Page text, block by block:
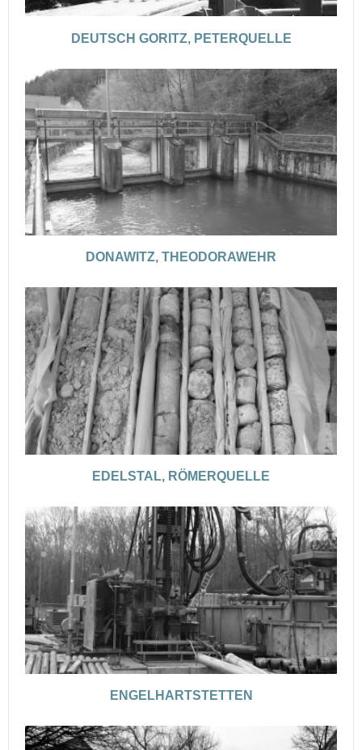
DEUTSCH GORITZ, PETERQUELLE
DONAWITZ, THEODORAWEHR
EDELSTAL, RÖMERQUELLE
ENGELHARTSTETTEN